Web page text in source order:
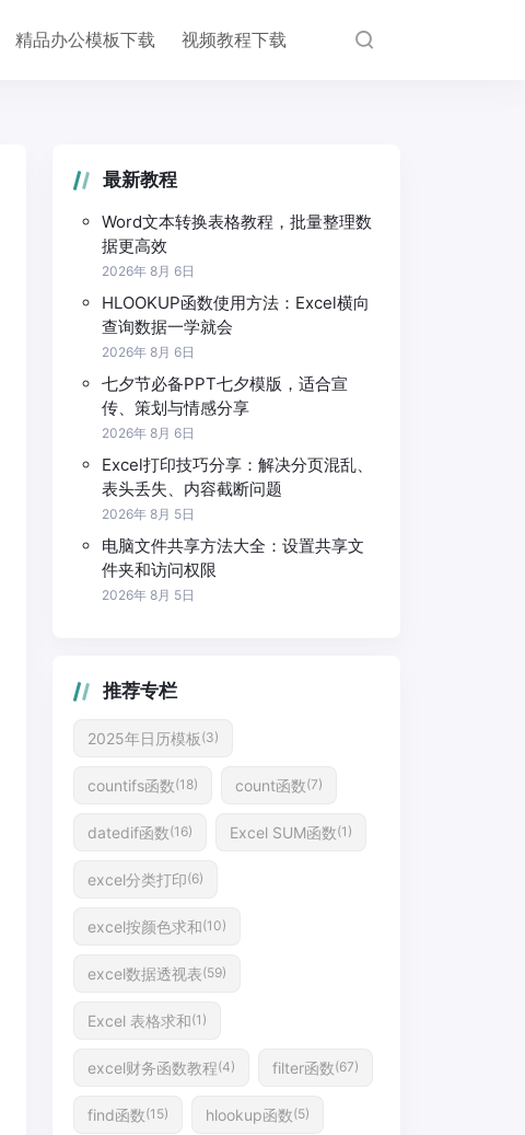
精品办公模板下载 视频教程下载
最新教程
Word文本转换表格教程，批量整理数
据更高效
2026年 8月 6日
HLOOKUP函数使用方法：Excel横向
查询数据一学就会
2026年 8月 6日
七夕节必备PPT七夕模版，适合宣
传、策划与情感分享
2026年 8月 6日
Excel打印技巧分享：解决分页混乱、
表头丢失、内容截断问题
2026年 8月 5日
电脑文件共享方法大全：设置共享文
件夹和访问权限
2026年 8月 5日
推荐专栏
2025年日历模板 (3)
countifs函数(18) count函数(7)
datedif函数(16) Excel SUM函数(1)
excel分类打印(6)
excel按颜色求和(10)
excel数据透视表(59)
Excel 表格求和(1)
excel财务函数教程(4) filter函数(67)
find函数(15) hlookup函数(5)